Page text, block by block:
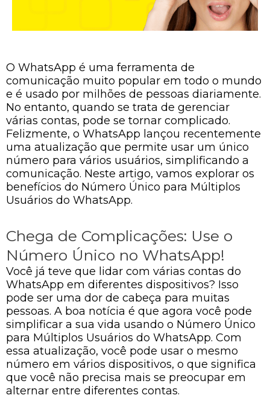
O WhatsApp é uma ferramenta de
comunicação muito popular em todo o mundo
e é usado por milhões de pessoas diariamente.
No entanto, quando se trata de gerenciar
várias contas, pode se tornar complicado.
Felizmente, o WhatsApp lançou recentemente
uma atualização que permite usar um único
número para vários usuários, simplificando a
comunicação. Neste artigo, vamos explorar os
benefícios do Número Único para Múltiplos
Usuários do WhatsApp.
Chega de Complicações: Use o
Número Único no WhatsApp!
Você já teve que lidar com várias contas do
WhatsApp em diferentes dispositivos? Isso
pode ser uma dor de cabeça para muitas
pessoas. A boa notícia é que agora você pode
simplificar a sua vida usando o Número Único
para Múltiplos Usuários do WhatsApp. Com
essa atualização, você pode usar o mesmo
número em vários dispositivos, o que significa
que você não precisa mais se preocupar em
alternar entre diferentes contas.